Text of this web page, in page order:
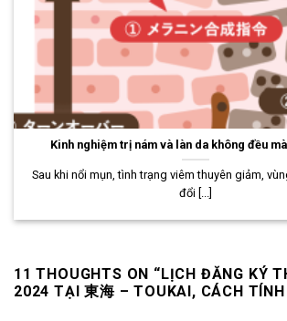
Kinh nghiệm trị nám và làn da không đều
Sau khi nổi mụn, tình trạng viêm thuyên giảm,
đổi [...]
11 THOUGHTS ON “LỊCH ĐĂNG KÝ
2024 TẠI 東海 – TOUKAI, CÁCH